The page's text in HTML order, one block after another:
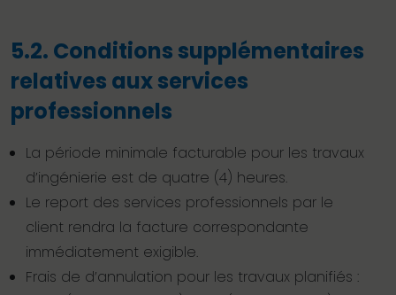
5.2. Conditions supplémentaires
relatives aux services
professionnels
La période minimale facturable pour les travaux
d’ingénierie est de quatre (4) heures.
Le report des services professionnels par le
client rendra la facture correspondante
immédiatement exigible.
Frais de d’annulation pour les travaux planifiés :